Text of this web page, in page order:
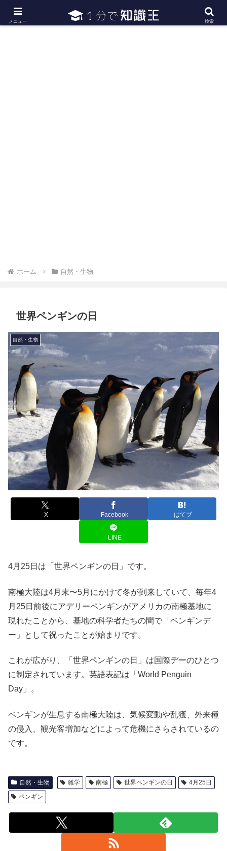
日常で必要な常識・知識や雑学・豆知識を幅広く紹介
ホーム 自然・生物
世界ペンギンの日
自然・生物
X Facebook はてブ
LINE
4月25日は「世界ペンギンの日」です。
南極大陸は4月末〜5月にかけて冬が到来していて、毎年4
月25日前後にアデリーペンギンがアメリカの南極基地に
現れたことから、基地の科学者たちの間で「ペンギンデ
ー」として祝ったことが始まりです。
これが広がり、「世界ペンギンの日」は国際デーのひとつ
に制定されています。英語表記は「World Penguin
Day」。
ペンギンが生息する南極大陸は、気候変動や乱獲、外来種
の侵入、観光客増加などによって危機にさらされているの
です。
自然・生物 雑学 南極 世界ペンギンの日
4月25日
ペンギン
メニュー 検索